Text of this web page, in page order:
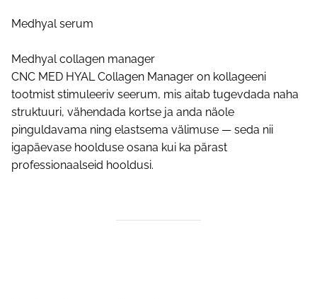
Medhyal serum
Medhyal collagen manager
CNC MED HYAL Collagen Manager on kollageeni
tootmist stimuleeriv seerum, mis aitab tugevdada naha
struktuuri, vähendada kortse ja anda näole
pinguldavama ning elastsema välimuse — seda nii
igapäevase hoolduse osana kui ka pärast
professionaalseid hooldusi.